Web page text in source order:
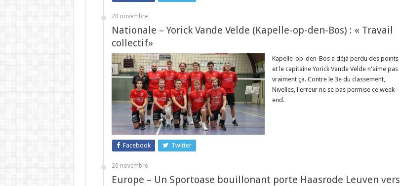
20 novembre
Nationale – Yorick Vande Velde (Kapelle-op-den-Bos) : « Travail
collectif»
Kapelle-op-den-Bos a déjà perdu des points
et le capitaine Yorick Vande Velde n'aime pas
vraiment ça. Contre le 3e du classement,
Nivelles, l'erreur ne se pas permise ce week-
end.
Facebook Twitter
20 novembre
Europe – Un Sportoase bouillonant porte Haasrode Leuven vers